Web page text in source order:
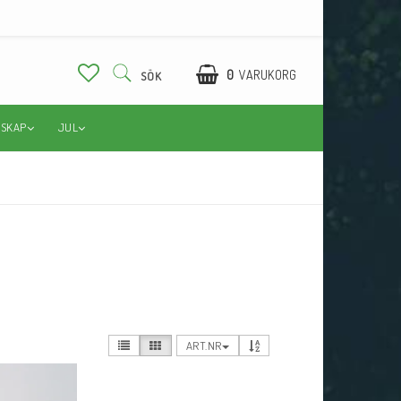
0 VARUKORG
SÖK
JUL
ART.NR